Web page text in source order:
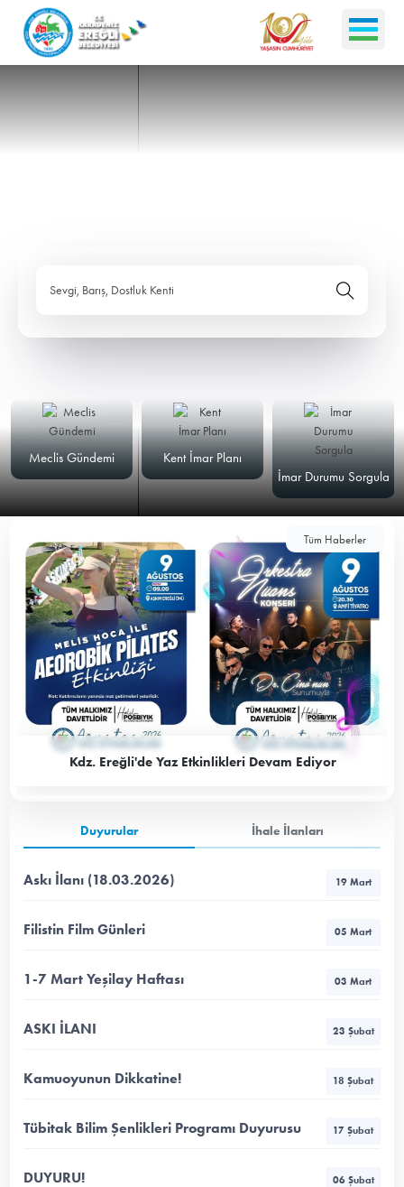
Sevgi, Barış, Dostluk Kenti
Meclis Gündemi
Kent İmar Planı
İmar Durumu Sorgula
Tüm Haberler
Kdz. Ereğli'de Yaz Etkinlikleri Devam Ediyor
Duyurular İhale İlanları
Askı İlanı (18.03.2026) 19 Mart
Filistin Film Günleri 05 Mart
1-7 Mart Yeşilay Haftası 03 Mart
ASKI İLANI 23 Şubat
Kamuoyunun Dikkatine! 18 Şubat
Tübitak Bilim Şenlikleri Programı Duyurusu 17 Şubat
DUYURU! 06 Şubat